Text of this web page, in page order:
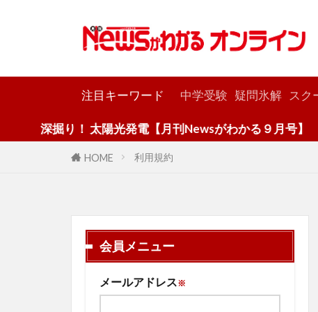
注目キーワード 中学受験 疑問氷解 スク
掘り！ 太陽光発電【月刊Newsがわかる９月号】
HOME 利用規約
会員メニュー
メールアドレス※